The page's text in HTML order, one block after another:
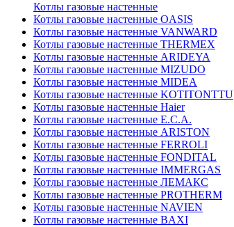
Котлы газовые настенные
Котлы газовые настенные OASIS
Котлы газовые настенные VANWARD
Котлы газовые настенные THERMEX
Котлы газовые настенные ARIDEYA
Котлы газовые настенные MIZUDO
Котлы газовые настенные MIDEA
Котлы газовые настенные KOTITONTTU
Котлы газовые настенные Haier
Котлы газовые настенные E.C.A.
Котлы газовые настенные ARISTON
Котлы газовые настенные FERROLI
Котлы газовые настенные FONDITAL
Котлы газовые настенные IMMERGAS
Котлы газовые настенные ЛЕМАКС
Котлы газовые настенные PROTHERM
Котлы газовые настенные NAVIEN
Котлы газовые настенные BAXI